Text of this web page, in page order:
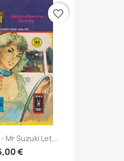
Mr Suzuki Let...
€
favorite_border